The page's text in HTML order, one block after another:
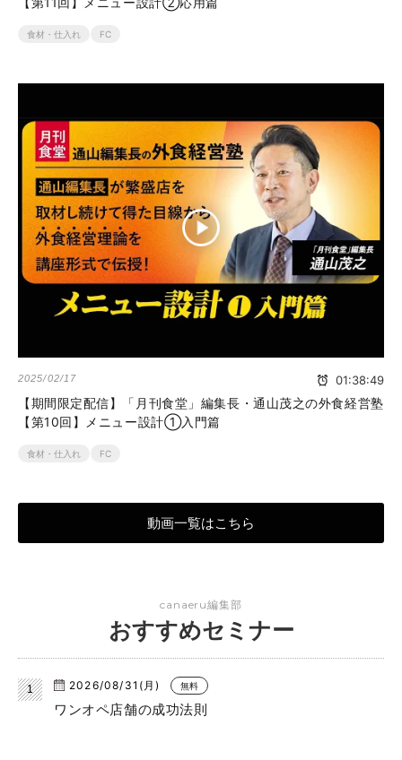
食材・仕入れ FC
2025/02/17 01:38:49
【期間限定配信】「月刊食堂」編集長・通山茂之の外食経営塾
【第10回】メニュー設計①入門篇
食材・仕入れ FC
動画一覧はこちら
canaeru編集部
おすすめセミナー
2026/08/31(月) 無料
ワンオペ店舗の成功法則